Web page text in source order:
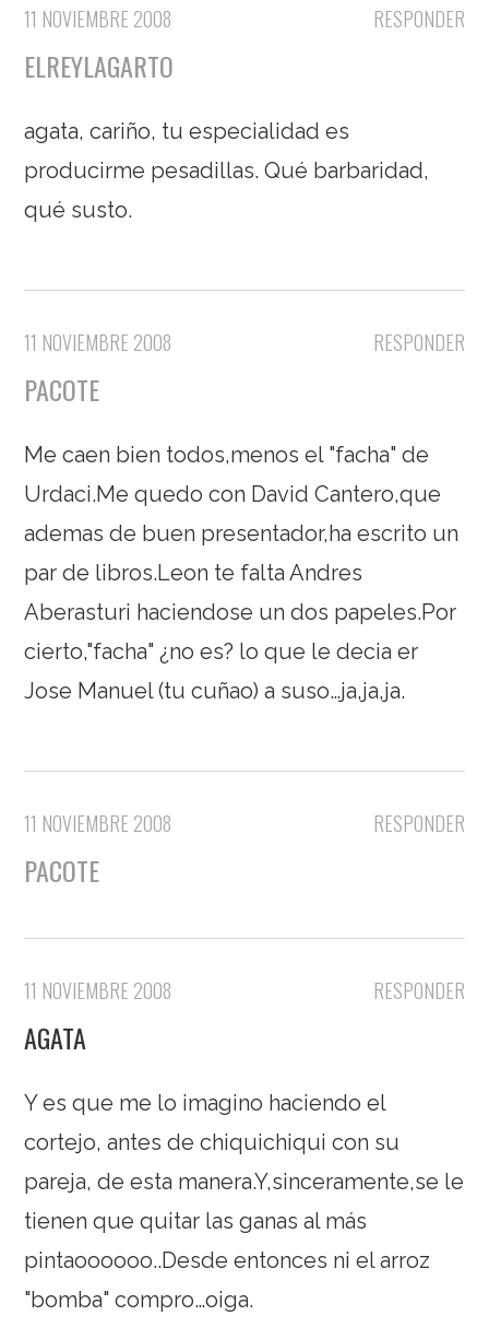
RESPONDER
11 NOVIEMBRE 2008
ELREYLAGARTO
agata, cariño, tu especialidad es
producirme pesadillas. Qué barbaridad,
qué susto.
RESPONDER
11 NOVIEMBRE 2008
PACOTE
Me caen bien todos,menos el "facha" de
Urdaci.Me quedo con David Cantero,que
ademas de buen presentador,ha escrito un
par de libros.Leon te falta Andres
Aberasturi haciendose un dos papeles.Por
cierto,"facha" ¿no es? lo que le decia er
Jose Manuel (tu cuñao) a suso…ja,ja,ja.
RESPONDER
11 NOVIEMBRE 2008
PACOTE
RESPONDER
11 NOVIEMBRE 2008
AGATA
Y es que me lo imagino haciendo el
cortejo, antes de chiquichiqui con su
pareja, de esta manera.Y,sinceramente,se le
tienen que quitar las ganas al más
pintaoooooo..Desde entonces ni el arroz
"bomba" compro…oiga.